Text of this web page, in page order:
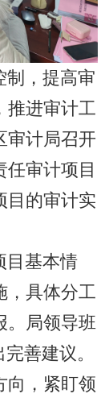
制，提高审
推进审计工
审计局召开
审计项目
目的审计实
目基本情
，具体分工
。局领导班
善建议。
向，紧盯领